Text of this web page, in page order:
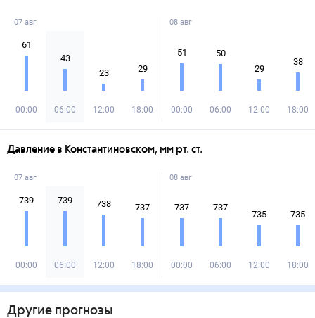
07 авг
61
00:00
43
06:00
23
12:00
29
18:00
08 авг
51
00:00
50
06:00
29
12:00
38
18:00
Давление в Константиновском, мм рт. ст.
07 авг
739
00:00
739
06:00
738
12:00
737
18:00
08 авг
737
00:00
737
06:00
735
12:00
735
18:00
Другие прогнозы